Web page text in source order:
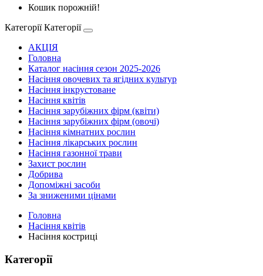
Кошик порожній!
Категорії Категорії
АКЦІЯ
Головна
Каталог насіння сезон 2025-2026
Насіння овочевих та ягідних культур
Насіння інкрустоване
Насіння квітів
Насіння зарубіжних фірм (квіти)
Насіння зарубіжних фірм (овочі)
Насіння кімнатних рослин
Насіння лікарських рослин
Насіння газонної трави
Захист рослин
Добрива
Допоміжні засоби
За зниженими цінами
Головна
Насіння квітів
Насіння костриці
Категорії